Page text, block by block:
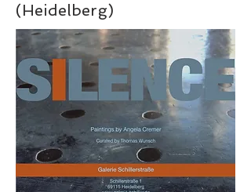
(Heidelberg)